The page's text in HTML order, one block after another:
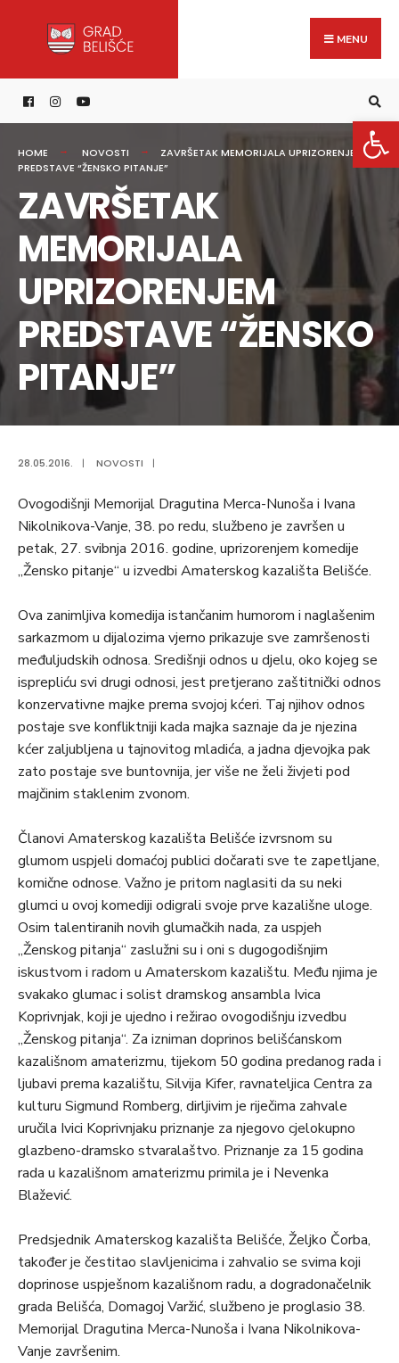
content
MENU
HOME NOVOSTI
ZAVRŠETAK MEMORIJALA UPRIZORENJEM
PREDSTAVE “ŽENSKO PITANJE”
ZAVRŠETAK
MEMORIJALA
UPRIZORENJEM
PREDSTAVE “ŽENSKO
PITANJE”
28.05.2016. | NOVOSTI |
Ovogodišnji Memorijal Dragutina Merca-Nunoša i Ivana
Nikolnikova-Vanje, 38. po redu, službeno je završen u
petak, 27. svibnja 2016. godine, uprizorenjem komedije
„Žensko pitanje“ u izvedbi Amaterskog kazališta Belišće.
Ova zanimljiva komedija istančanim humorom i naglašenim
sarkazmom u dijalozima vjerno prikazuje sve zamršenosti
međuljudskih odnosa. Središnji odnos u djelu, oko kojeg se
isprepliću svi drugi odnosi, jest pretjerano zaštitnički odnos
konzervativne majke prema svojoj kćeri. Taj njihov odnos
postaje sve konfliktniji kada majka saznaje da je njezina
kćer zaljubljena u tajnovitog mladića, a jadna djevojka pak
zato postaje sve buntovnija, jer više ne želi živjeti pod
majčinim staklenim zvonom.
Članovi Amaterskog kazališta Belišće izvrsnom su
glumom uspjeli domaćoj publici dočarati sve te zapetljane,
komične odnose. Važno je pritom naglasiti da su neki
glumci u ovoj komediji odigrali svoje prve kazališne uloge.
Osim talentiranih novih glumačkih nada, za uspjeh
„Ženskog pitanja“ zaslužni su i oni s dugogodišnjim
iskustvom i radom u Amaterskom kazalištu. Među njima je
svakako glumac i solist dramskog ansambla Ivica
Koprivnjak, koji je ujedno i režirao ovogodišnju izvedbu
„Ženskog pitanja“. Za izniman doprinos belišćanskom
kazališnom amaterizmu, tijekom 50 godina predanog rada i
ljubavi prema kazalištu, Silvija Kifer, ravnateljica Centra za
kulturu Sigmund Romberg, dirljivim je riječima zahvale
uručila Ivici Koprivnjaku priznanje za njegovo cjelokupno
glazbeno-dramsko stvaralaštvo. Priznanje za 15 godina
rada u kazališnom amaterizmu primila je i Nevenka
Blažević.
Predsjednik Amaterskog kazališta Belišće, Željko Čorba,
također je čestitao slavljenicima i zahvalio se svima koji
doprinose uspješnom kazališnom radu, a dogradonačelnik
grada Belišća, Domagoj Varžić, službeno je proglasio 38.
Memorijal Dragutina Merca-Nunoša i Ivana Nikolnikova-
Vanje završenim.
for: